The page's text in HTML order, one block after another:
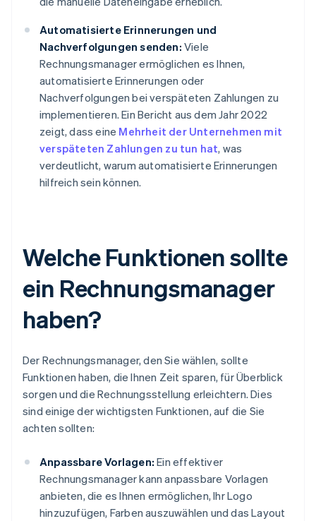
Automatisierte Erinnerungen und
Nachverfolgungen senden: Viele
Rechnungsmanager ermöglichen es Ihnen,
automatisierte Erinnerungen oder
Nachverfolgungen bei verspäteten Zahlungen zu
implementieren. Ein Bericht aus dem Jahr 2022
zeigt, dass eine Mehrheit der Unternehmen mit
verspäteten Zahlungen zu tun hat, was
verdeutlicht, warum automatisierte Erinnerungen
hilfreich sein können.
Welche Funktionen sollte
ein Rechnungsmanager
haben?
Der Rechnungsmanager, den Sie wählen, sollte
Funktionen haben, die Ihnen Zeit sparen, für Überblick
sorgen und die Rechnungsstellung erleichtern. Dies
sind einige der wichtigsten Funktionen, auf die Sie
achten sollten:
Anpassbare Vorlagen: Ein effektiver
Rechnungsmanager kann anpassbare Vorlagen
anbieten, die es Ihnen ermöglichen, Ihr Logo
hinzuzufügen, Farben auszuwählen und das Layout